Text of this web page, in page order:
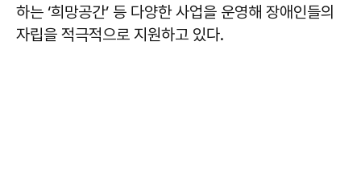
하는 ‘희망공간’ 등 다양한 사업을 운영해 장애인들의
자립을 적극적으로 지원하고 있다.